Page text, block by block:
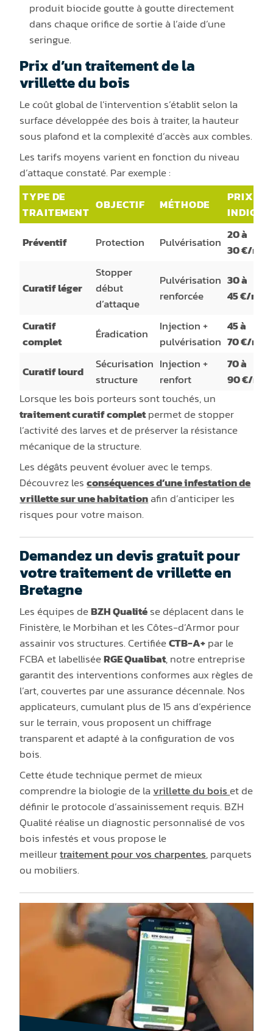
produit biocide goutte à goutte directement
dans chaque orifice de sortie à l’aide d’une
seringue.
Prix d’un traitement de la
vrillette du bois
Le coût global de l’intervention s’établit selon la
surface développée des bois à traiter, la hauteur
sous plafond et la complexité d’accès aux combles.
Les tarifs moyens varient en fonction du niveau
d’attaque constaté. Par exemple :
TYPE DE
TRAITEMENT OBJECTIF MÉTHODE
PRIX
Préventif
Protection Pulvérisation 20 à
30 €/m²
Curatif léger
Stopper
début
d’attaque
Pulvérisation
renforcée
30 à
45 €/m²
Curatif
complet
Éradication
Injection +
pulvérisation
45 à
70 €/m²
Curatif lourd
Sécurisation
structure
Injection +
renfort
70 à
90 €/m²
Lorsque les bois porteurs sont touchés, un
traitement curatif completpermet de stopper
l’activité des larves et de préserver la résistance
mécanique de la structure.
Les dégâts peuvent évoluer avec le temps.
Découvrez lesconséquences d’une infestation de
vrillette sur une habitationafin d’anticiper les
risques pour votre maison.
Demandez un devis gratuit pour
votre traitement de vrillette en
Bretagne
Les équipes deBZH Qualitése déplacent dans le
Finistère, le Morbihan et les Côtes-d’Armor pour
assainir vos structures. CertifiéeCTB-A+par le
FCBA et labelliséeRGE Qualibat, notre entreprise
garantit des interventions conformes aux règles de
l’art, couvertes par une assurance décennale. Nos
applicateurs, cumulant plus de 15 ans d’expérience
sur le terrain, vous proposent un chiffrage
transparent et adapté à la configuration de vos
bois.
Cette étude technique permet de mieux
comprendre la biologie de la vrillette du bois et de
définir le protocole d’assainissement requis. BZH
Qualité réalise un diagnostic personnalisé de vos
bois infestés et vous propose le
meilleurtraitement pour vos charpentes, parquets
ou mobiliers.